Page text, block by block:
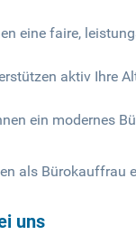
eine faire,
aktiv Ihre
ein modernes
als Bürokauffrau
uns